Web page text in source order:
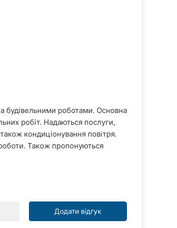
будівельними роботами. Основна
робіт. Надаються послуги,
кондиціонування повітря.
Також пропонуються
Додати відгук